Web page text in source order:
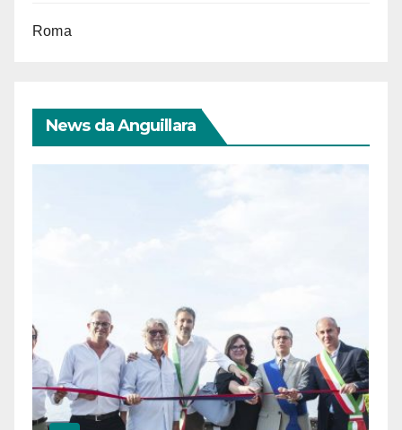
Roma
News da Anguillara